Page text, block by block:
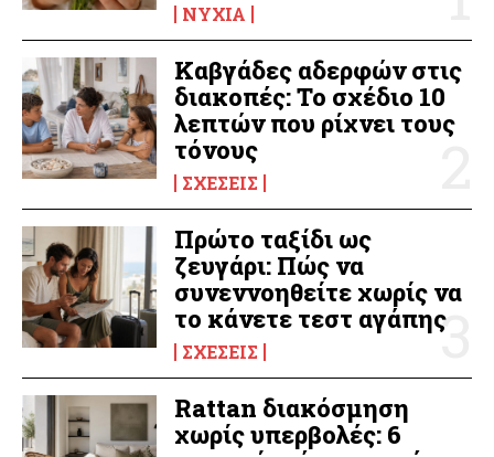
ΝΎΧΙΑ
Καβγάδες αδερφών στις
διακοπές: Το σχέδιο 10
λεπτών που ρίχνει τους
τόνους
ΣΧΈΣΕΙΣ
Πρώτο ταξίδι ως
ζευγάρι: Πώς να
συνεννοηθείτε χωρίς να
το κάνετε τεστ αγάπης
ΣΧΈΣΕΙΣ
Rattan διακόσμηση
χωρίς υπερβολές: 6